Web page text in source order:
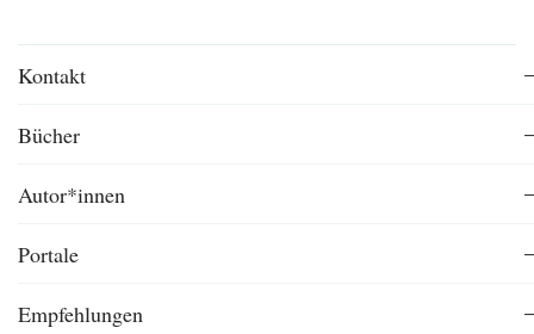
Kontakt
Bücher
Autor*innen
Portale
Empfehlungen